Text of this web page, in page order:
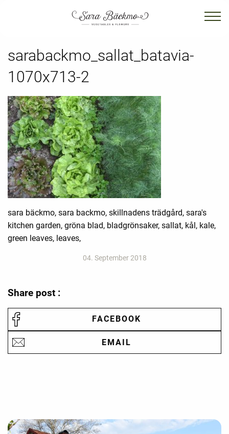
sarabackmo_sallat_batavia-
1070x713-2
sara bäckmo, sara backmo, skillnadens trädgård, sara's
kitchen garden, gröna blad, bladgrönsaker, sallat, kål, kale,
green leaves, leaves,
04. September 2018
Share post :
FACEBOOK
EMAIL